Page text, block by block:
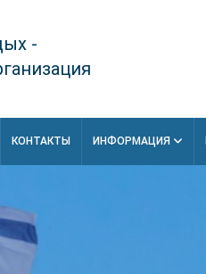
-
КОНТАКТЫ ИНФОРМАЦИЯ